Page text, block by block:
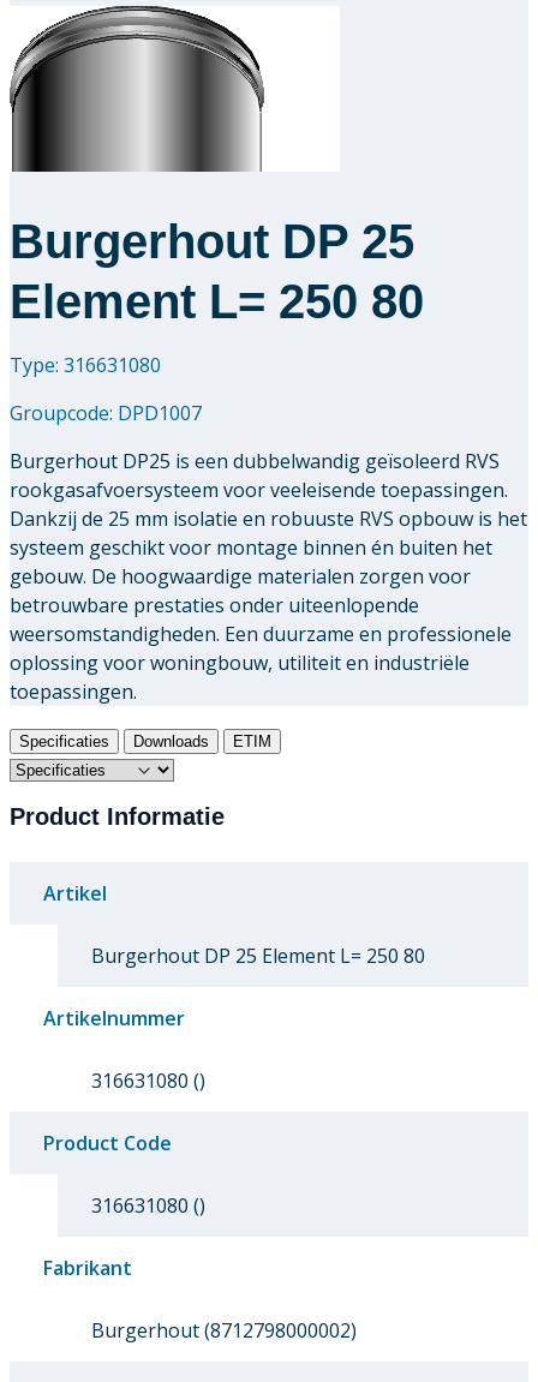
Burgerhout DP 25
Element L= 250 80
Type: 316631080
Groupcode: DPD1007
Burgerhout DP25 is een dubbelwandig geïsoleerd RVS
rookgasafvoersysteem voor veeleisende toepassingen.
Dankzij de 25 mm isolatie en robuuste RVS opbouw is het
systeem geschikt voor montage binnen én buiten het
gebouw. De hoogwaardige materialen zorgen voor
betrouwbare prestaties onder uiteenlopende
weersomstandigheden. Een duurzame en professionele
oplossing voor woningbouw, utiliteit en industriële
toepassingen.
Specificaties Downloads ETIM
Product Informatie
Artikel
Burgerhout DP 25 Element L= 250 80
Artikelnummer
316631080 ()
Product Code
316631080 ()
Fabrikant
Burgerhout (8712798000002)